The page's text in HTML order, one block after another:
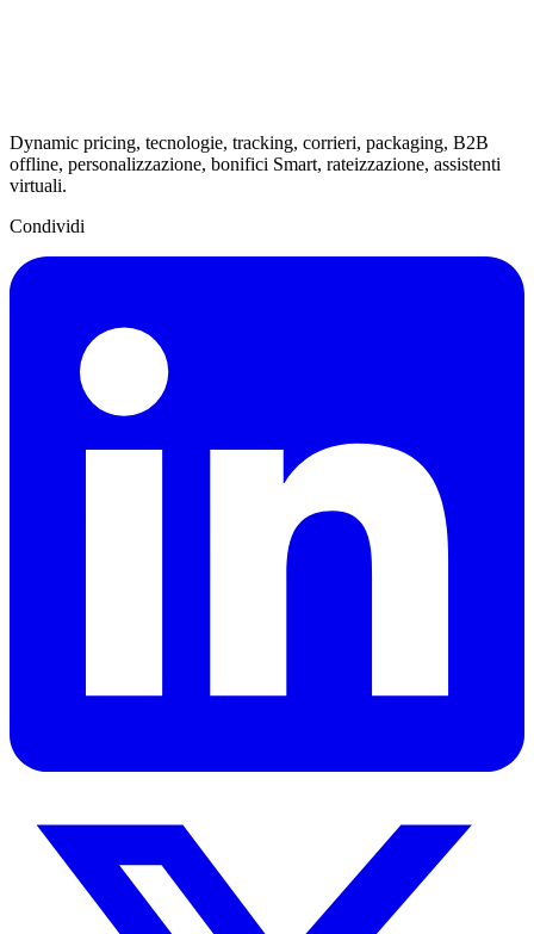
Dynamic pricing, tecnologie, tracking, corrieri, packaging, B2B
offline, personalizzazione, bonifici Smart, rateizzazione, assistenti
virtuali.
Condividi